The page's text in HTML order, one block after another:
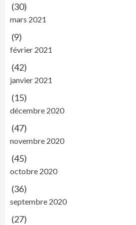
(30)
mars 2021
(9)
février 2021
(42)
janvier 2021
(15)
décembre 2020
(47)
novembre 2020
(45)
octobre 2020
(36)
septembre 2020
(27)